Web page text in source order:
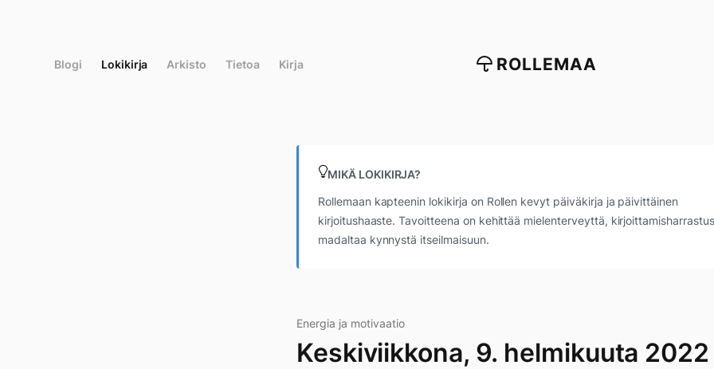
Blogi Lokikirja Arkisto Tietoa Kirja ROLLEMAA
MIKÄ LOKIKIRJA?
Rollemaan kapteenin lokikirja on Rollen kevyt päiväkirja ja päivittäinen
kirjoitushaaste. Tavoitteena on kehittää mielenterveyttä,
madaltaa kynnystä itseilmaisuun.
Energia ja motivaatio
Keskiviikkona, 9. helmikuuta 2022